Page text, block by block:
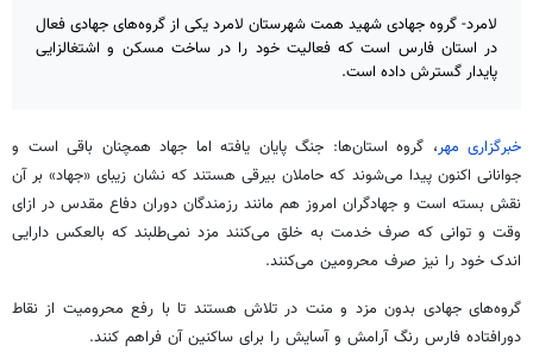
لامرد- گروه جهادی شهید همت شهرستان لامرد یکی از گروه‌های جهادی فعال
در استان فارس است که فعالیت خود را در ساخت مسکن و اشتغالزایی
پایدار گسترش داده است.
خبرگزاری مهر، گروه استان‌ها: جنگ پایان یافته اما جهاد همچنان باقی است و
جوانانی اکنون پیدا می‌شوند که حاملان بیرقی هستند که نشان زیبای «جهاد» بر آن
نقش بسته است و جهادگران امروز هم مانند رزمندگان دوران دفاع مقدس در ازای
وقت و توانی که صرف خدمت به خلق می‌کنند مزد نمی‌طلبند که بالعکس دارایی
اندک خود را نیز صرف محرومین می‌کنند.
گروه‌های جهادی بدون مزد و منت در تلاش هستند تا با رفع محرومیت از نقاط
دورافتاده فارس رنگ آرامش و آسایش را برای ساکنین آن فراهم کنند.